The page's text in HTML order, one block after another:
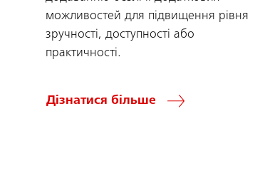
можливостей для підвищення рівня
зручності, доступності або
практичності.
Дізнатися більше